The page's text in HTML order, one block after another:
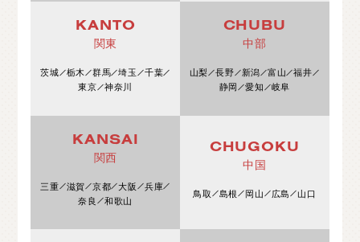
KANTO
関東
茨城 栃木 群馬 埼玉
千葉
東京
神奈川
CHUBU
中部
山梨 長野 新潟 富山
福井
静岡
愛知 岐阜
KANSAI
関西
三重 滋賀 京都 大阪
兵庫
奈良
和歌山
CHUGOKU
中国
鳥取 島根 岡山 広島 山口